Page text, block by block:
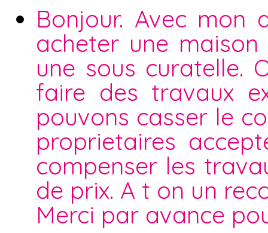
Bonjour. Avec mon
acheter une
une sous curatelle.
faire des travaux
pouvons casser le
proprietaires
compenser les
de prix. A t on un
Merci par avance